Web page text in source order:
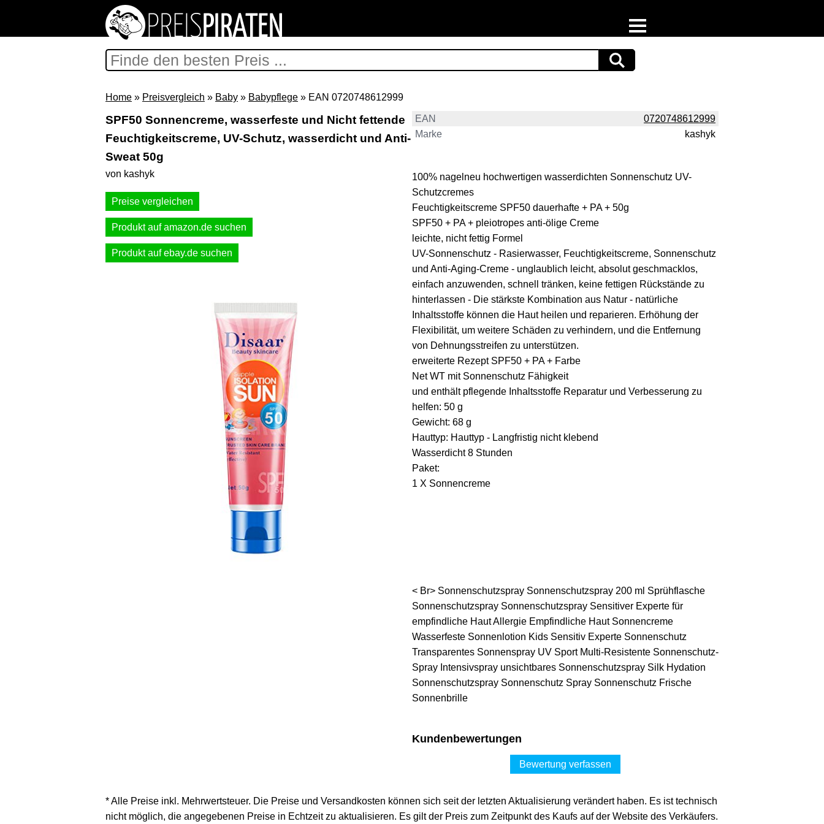
Support & Newsletter
Home » Preisvergleich » Baby » Babypflege » EAN 0720748612999
SPF50 Sonnencreme, wasserfeste und Nicht fettende
Feuchtigkeitscreme, UV-Schutz, wasserdicht und Anti-
Sweat 50g
von kashyk
Preise vergleichen
Produkt auf amazon.de suchen
Produkt auf ebay.de suchen
EAN
0720748612999
Marke
kashyk
100% nagelneu hochwertigen wasserdichten Sonnenschutz UV-
Schutzcremes
Feuchtigkeitscreme SPF50 dauerhafte + PA + 50g
SPF50 + PA + pleiotropes anti-ölige Creme
leichte, nicht fettig Formel
UV-Sonnenschutz - Rasierwasser, Feuchtigkeitscreme, Sonnenschutz
und Anti-Aging-Creme - unglaublich leicht, absolut geschmacklos,
einfach anzuwenden, schnell tränken, keine fettigen Rückstände zu
hinterlassen - Die stärkste Kombination aus Natur - natürliche
Inhaltsstoffe können die Haut heilen und reparieren. Erhöhung der
Flexibilität, um weitere Schäden zu verhindern, und die Entfernung
von Dehnungsstreifen zu unterstützen.
erweiterte Rezept SPF50 + PA + Farbe
Net WT mit Sonnenschutz Fähigkeit
und enthält pflegende Inhaltsstoffe Reparatur und Verbesserung zu
helfen: 50 g
Gewicht: 68 g
Hauttyp: Hauttyp - Langfristig nicht klebend
Wasserdicht 8 Stunden
Paket:
1 X Sonnencreme
< Br> Sonnenschutzspray Sonnenschutzspray 200 ml Sprühflasche
Sonnenschutzspray Sonnenschutzspray Sensitiver Experte für
empfindliche Haut Allergie Empfindliche Haut Sonnencreme
Wasserfeste Sonnenlotion Kids Sensitiv Experte Sonnenschutz
Transparentes Sonnenspray UV Sport Multi-Resistente Sonnenschutz-
Spray Intensivspray unsichtbares Sonnenschutzspray Silk Hydation
Sonnenschutzspray Sonnenschutz Spray Sonnenschutz Frische
Sonnenbrille
Kundenbewertungen
Bewertung verfassen
* Alle Preise inkl. Mehrwertsteuer. Die Preise und Versandkosten können sich seit der letzten Aktualisierung verändert haben. Es ist technisch
nicht möglich, die angegebenen Preise in Echtzeit zu aktualisieren. Es gilt der Preis zum Zeitpunkt des Kaufs auf der Website des Verkäufers.